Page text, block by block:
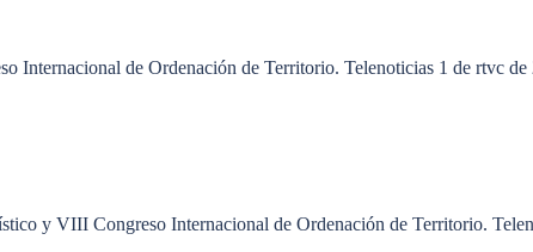
de Ordenación de Territorio. Telenoticias 1 de rtvc
y VIII Congreso Internacional de Ordenación de Territorio.